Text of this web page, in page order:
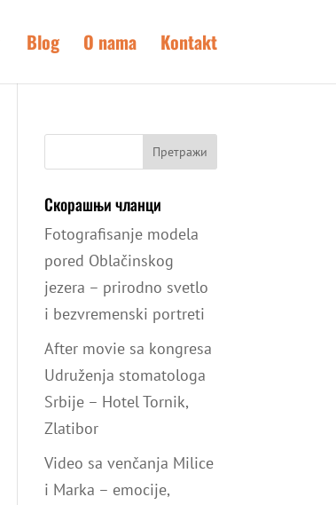
Blog O nama Kontakt
Скорашњи чланци
Fotografisanje modela
pored Oblačinskog
jezera – prirodno svetlo
i bezvremenski portreti
After movie sa kongresa
Udruženja stomatologa
Srbije – Hotel Tornik,
Zlatibor
Video sa venčanja Milice
i Marka – emocije,